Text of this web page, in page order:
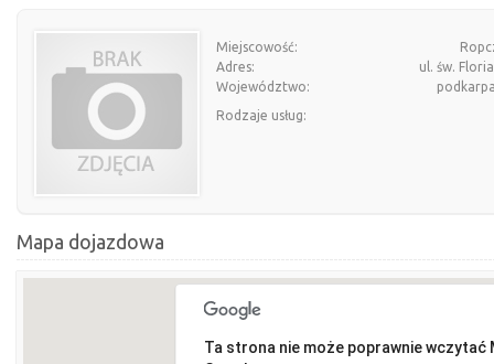
Miejscowość:
Adres:
ul. św.
Województwo:
Rodzaje usług:
Mapa dojazdowa
Ta strona nie może poprawnie wczytać